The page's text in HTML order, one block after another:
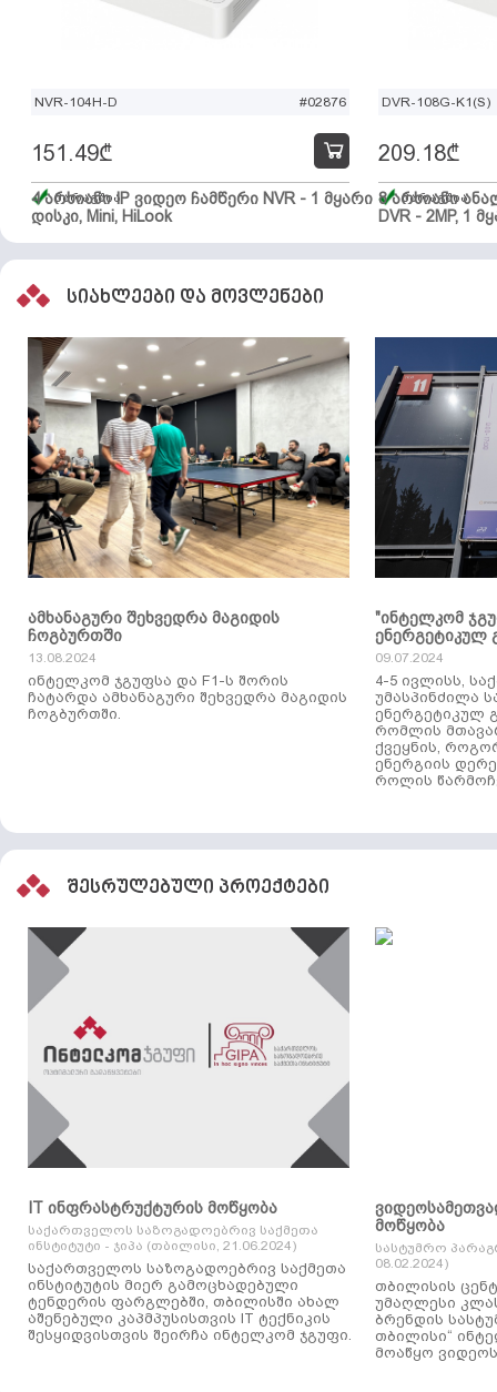
NVR-104H-D #02876
4 არხიანი IP ვიდეო ჩამწერი NVR - 1 მყარი
დისკი, Mini, HiLook
151.49₾
მარაგშია
DVR-108G-K1(S)
8 არხიანი
DVR - 2MP, 1
209.18₾
მარაგშია
სიახლეები და მოვლენები
ამხანაგური შეხვედრა მაგიდის
ჩოგბურთში
13.08.2024
ინტელკომ ჯგუფსა და F1-ს შორის
ჩატარდა ამხანაგური შეხვედრა მაგიდის
ჩოგბურთში.
"ინტელკომ
ენერგეტიკულ
09.07.2024
4-5 ივლისს,
უმასპინძილა
ენერგეტიკულ
რომლის
ქვეყნის,
ენერგიის
როლის
შესრულებული პროექტები
IT ინფრასტრუქტურის მოწყობა
საქართველოს საზოგადოებრივ საქმეთა
ინსტიტუტი - ჯიპა (თბილისი, 21.06.2024)
საქართველოს საზოგადოებრივ საქმეთა
ინსტიტუტის მიერ გამოცხადებული
ტენდერის ფარგლებში, თბილისში ახალ
აშენებული კაპმპუსისთვის IT ტექნიკის
შესყიდვისთვის შეირჩა ინტელკომ ჯგუფი.
მოწყობა
სასტუმრო
08.02.2024)
თბილისის
უმაღლესი
ბრენდის
თბილისი“
მოაწყო